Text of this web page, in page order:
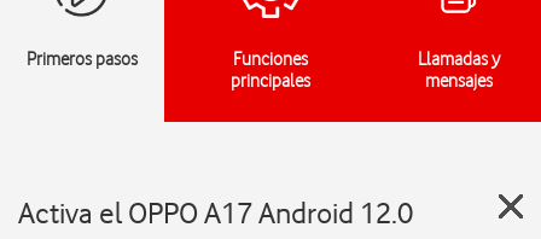
Primeros pasos
Funciones
principales
Llamadas y
mensajes
Activa el OPPO A17 Android 12.0